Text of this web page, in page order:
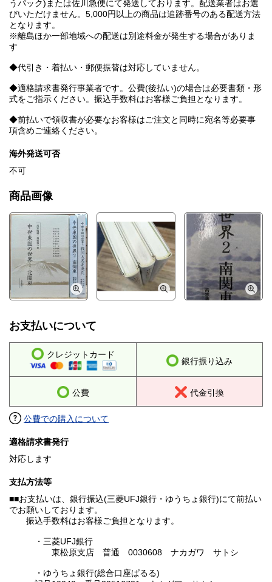
うパック)または佐川急便にて発送しております。配送業者はお選
びいただけません。5,000円以上の商品は追跡番号のある配送方法
となります。
※離島ほか一部地域への配送は別途料金が発生する場合がありま
す
◆代引き・着払い・郵便振替は対応していません。
◆適格請求書発行事業者です。公費(後払い)の場合は必要書類・形
式をご指示ください。振込手数料はお客様ご負担となります。
◆前払いで領収書が必要なお客様はご注文と同時に宛名等必要事
項含めご連絡ください。
海外発送可否
不可
商品画像
お支払いについて
クレジットカード
銀行振り込み
公費 代金引換
公費での購入について
適格請求書発行
対応します
支払方法等
■■お支払いは、銀行振込(三菱UFJ銀行・ゆうちょ銀行)にて前払い
でお願いしております。
振込手数料はお客様ご負担となります。
・三菱UFJ銀行
東松原支店 普通 0030608 ナカガワ サトシ
・ゆうちょ銀行(総合口座ぱるる)